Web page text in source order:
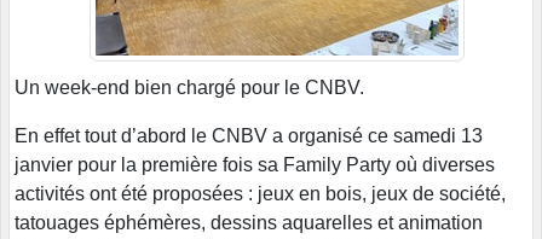
Un week-end bien chargé pour le CNBV.
En effet tout d’abord le CNBV a organisé ce samedi 13
janvier pour la première fois sa Family Party où diverses
activités ont été proposées : jeux en bois, jeux de société,
tatouages éphémères, dessins aquarelles et animation